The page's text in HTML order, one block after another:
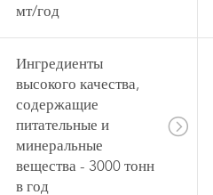
мт/год
Ингредиенты
высокого качества,
содержащие
питательные и
минеральные
вещества - 3000 тонн
в год